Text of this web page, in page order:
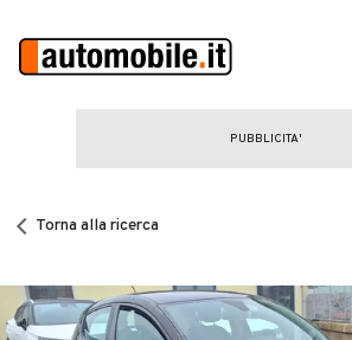
CERCA
Auto Nuove
Torna alla ricerca